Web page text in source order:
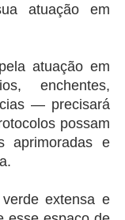
atuação em
atuação em
enchentes,
— precisará
possam
aprimoradas e
extensa e